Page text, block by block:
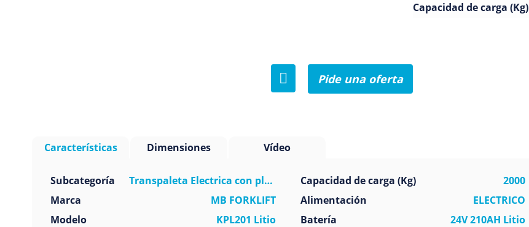
Capacidad de carga (Kg)
Pide una oferta
Características
Subcategoría
Transpaleta Electrica con plataforma
Marca
MB FORKLIFT
Modelo
KPL201 Litio
Capacidad de carga (Kg)
2000
Alimentación
ELECTRICO
Batería
24V 210AH Litio
Dimensiones Vídeo